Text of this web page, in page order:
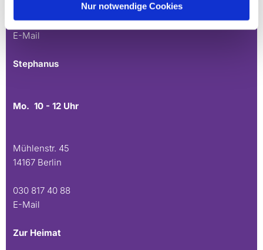
Nur notwendige Cookies
030 815 45 54
E-Mail
Stephanus
Mo. 10 - 12 Uhr
Mühlenstr. 45
14167 Berlin
030 817 40 88
E-Mail
Zur Heimat